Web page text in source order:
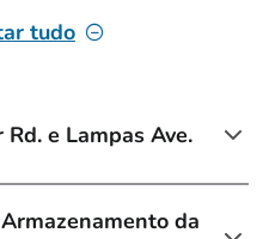
tudo
e Lampas Ave.
da